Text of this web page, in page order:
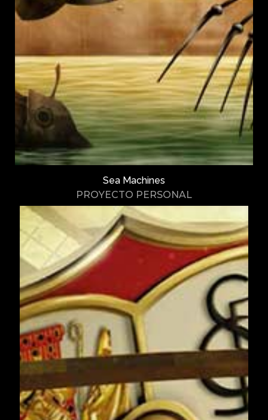
Sea Machines
PROYECTO PERSONAL